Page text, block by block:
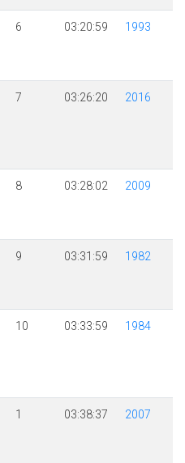
6 03:20:59 1993
7 03:26:20 2016
8 03:28:02 2009
9 03:31:59 1982
10 03:33:59 1984
1 03:38:37 2007